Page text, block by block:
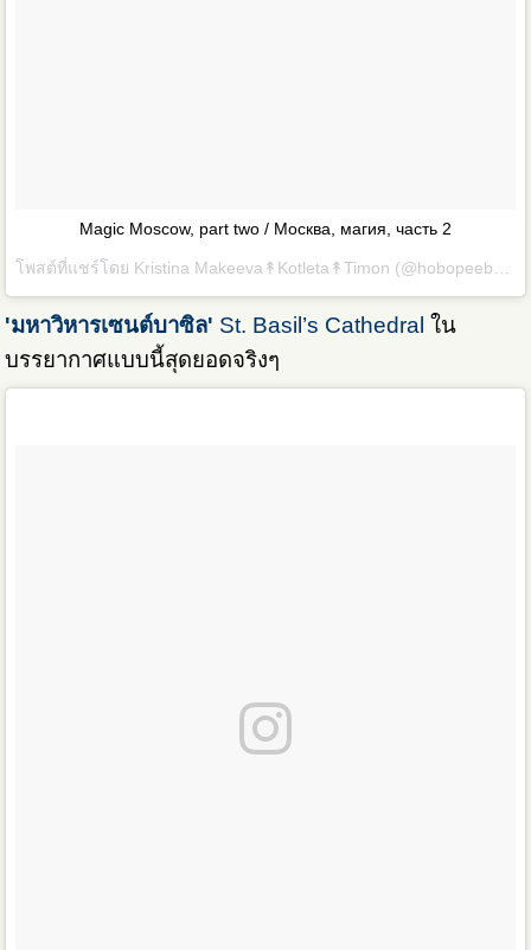
Magic Moscow, part two / Москва, магия, часть 2
โพสต์ที่แชร์โดย Kristina Makeeva↟Kotleta↟Timon (@hobopeeba) เมื่อ
'มหาวิหารเซนต์บาซิล' St. Basil’s Cathedralใน
บรรยากาศแบบนี้สุดยอดจริงๆ